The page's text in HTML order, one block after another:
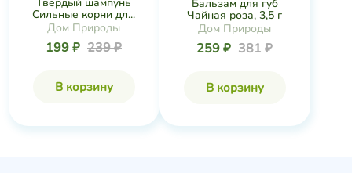
Сильные корни дл...
Дом Природы
199 ₽ 239 ₽
В корзину
Бальзам для губ
Чайная роза, 3,5 г
Дом Природы
259 ₽ 381 ₽
В корзину